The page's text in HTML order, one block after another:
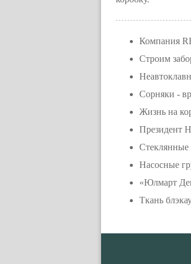
Компания
Строим
Сорняки -
Жизнь на
Президент
Стеклянные
Насосные
«Юлмарт
Ткань